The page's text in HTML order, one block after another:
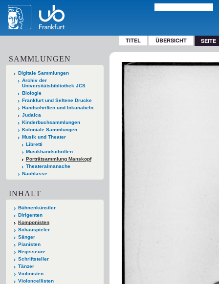
TITEL ÜBERSICHT SEITE
SAMMLUNGEN
Digitale Sammlungen
Archiv der
Universitätsbibliothek JCS
Biologie
Frankfurt und Seltene Drucke
Handschriften und Inkunabeln
Judaica
Kinderbuchsammlungen
Koloniale Sammlungen
Musik und Theater
Libretti
Musikhandschriften
Porträtsammlung Manskopf
Theateralmanache
Nachlässe
INHALT
Bühnenkünstler
Dirigenten
Komponisten
Schauspieler
Sänger
Pianisten
Regisseure
Schriftsteller
Tänzer
Violinisten
Violoncellisten